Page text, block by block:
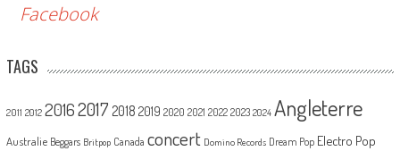
Facebook
TAGS
2011 2012 20162017 2018 2019 2020 2021 2022 2023 2024 Angleterre
Australie Beggars Britpop Canada concert Domino Records Dream Pop Electro Pop